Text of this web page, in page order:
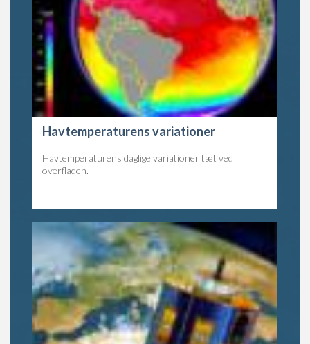
Havtemperaturens variationer
Havtemperaturens daglige variationer tæt ved
overfladen.